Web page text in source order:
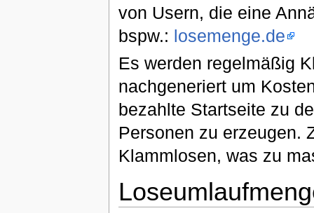
von Usern, die eine
bspw.: losemenge.de
Es werden regelmäßig
nachgeneriert um
bezahlte Startseite zu
Personen zu erzeugen.
Klammlosen, was zu